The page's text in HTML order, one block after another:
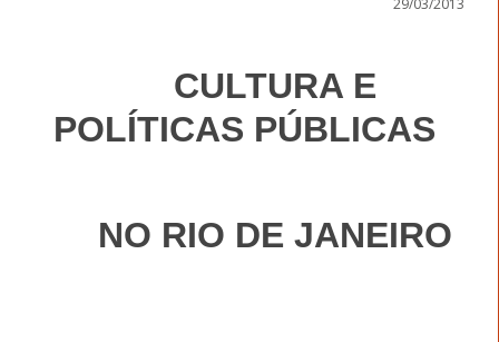
CULTURA E
POLÍTICAS PÚBLICAS
NO RIO DE JANEIRO